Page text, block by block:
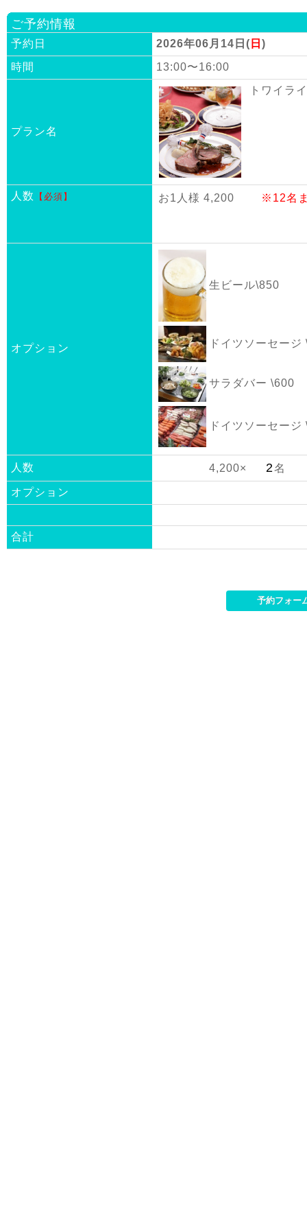
ご予約情報
予約日 2026年06月14日( 日 )
時間
13:00〜16:00
プラン名
トワイラ
人数 【必須】 お1人様 4,200 ※12名
オプション
生ビール\850
ドイツソーセージ
サラダバー \600
ドイツソーセージ
人数 4,200× 名
オプション
合計